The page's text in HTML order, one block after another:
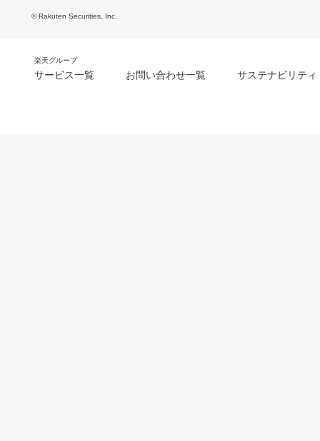
© Rakuten Securities, Inc.
楽天グループ
サービス一覧 お問い合わせ一覧 サステナビリティ